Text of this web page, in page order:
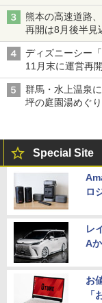
熊本の高速道路
再開は8月後半見
ディズニーシー
11月末に運営再
は1500円
群馬・水上温泉
坪の庭園湯めぐ
Special Site
ロ
レ
A
お
「